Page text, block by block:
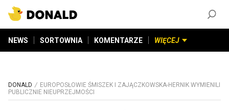
NEWS SORTOWNIA KOMENTARZE WIĘCEJ
DONALD
EUROPOSŁOWIE ŚMISZEK I ZAJĄCZKOWSKA-HERNIK WYMIENILI
PUBLICZNIE NIEUPRZEJMOŚCI